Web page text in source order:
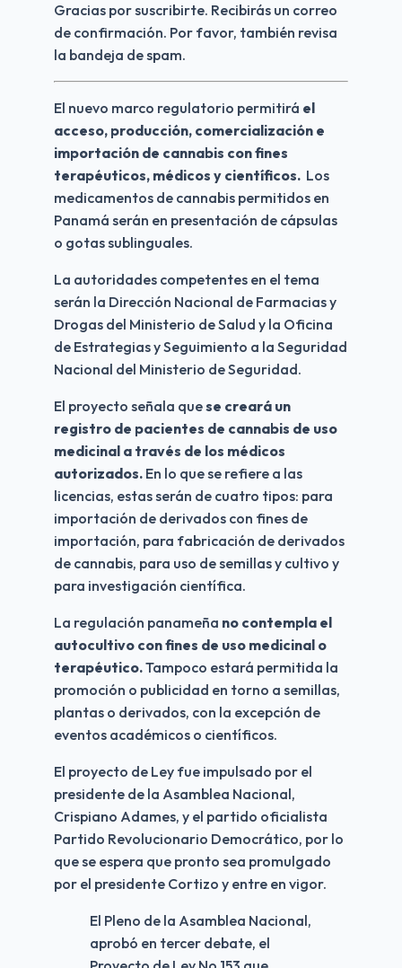
Gracias por suscribirte. Recibirás un correo
de confirmación. Por favor, también revisa
la bandeja de spam.
El nuevo marco regulatorio permitirá el
acceso, producción, comercialización e
importación de cannabis con fines
terapéuticos, médicos y científicos. Los
medicamentos de cannabis permitidos en
Panamá serán en presentación de cápsulas
o gotas sublinguales.
La autoridades competentes en el tema
serán la Dirección Nacional de Farmacias y
Drogas del Ministerio de Salud y la Oficina
de Estrategias y Seguimiento a la Seguridad
Nacional del Ministerio de Seguridad.
El proyecto señala que se creará un
registro de pacientes de cannabis de uso
medicinal a través de los médicos
autorizados. En lo que se refiere a las
licencias, estas serán de cuatro tipos: para
importación de derivados con fines de
importación, para fabricación de derivados
de cannabis, para uso de semillas y cultivo y
para investigación científica.
La regulación panameña no contempla el
autocultivo con fines de uso medicinal o
terapéutico. Tampoco estará permitida la
promoción o publicidad en torno a semillas,
plantas o derivados, con la excepción de
eventos académicos o científicos.
El proyecto de Ley fue impulsado por el
presidente de la Asamblea Nacional,
Crispiano Adames, y el partido oficialista
Partido Revolucionario Democrático, por lo
que se espera que pronto sea promulgado
por el presidente Cortizo y entre en vigor.
El Pleno de la Asamblea Nacional,
aprobó en tercer debate, el